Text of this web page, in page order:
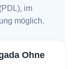
im
möglich.
Ohne